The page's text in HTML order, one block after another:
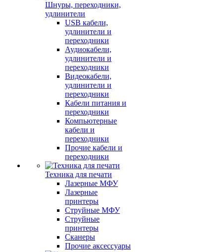
Шнуры, переходники,
удлинители
USB кабели,
удлинители и
переходники
Аудиокабели,
удлинители и
переходники
Видеокабели,
удлинители и
переходники
Кабели питания и
переходники
Компьютерные
кабели и
переходники
Прочие кабели и
переходники
Техника для печати
Лазерные МФУ
Лазерные
принтеры
Струйные МФУ
Струйные
принтеры
Сканеры
Прочие аксессуары